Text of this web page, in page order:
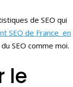
de SEO qui
SEO de France en
SEO comme moi.
le